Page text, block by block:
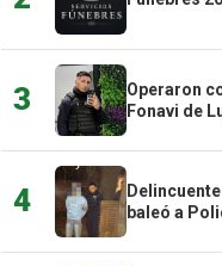
3
Operaron
Fonavi de
4
baleó a